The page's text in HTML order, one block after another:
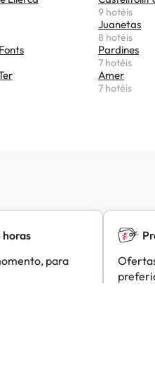
9 hotéis
Juanetas
8 hotéis
Pardines
7 hotéis
Amer
7 hotéis
horas
para